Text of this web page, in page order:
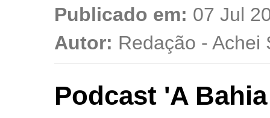
Publicado em: 07 Jul
Autor: Redação - Achei
Podcast 'A